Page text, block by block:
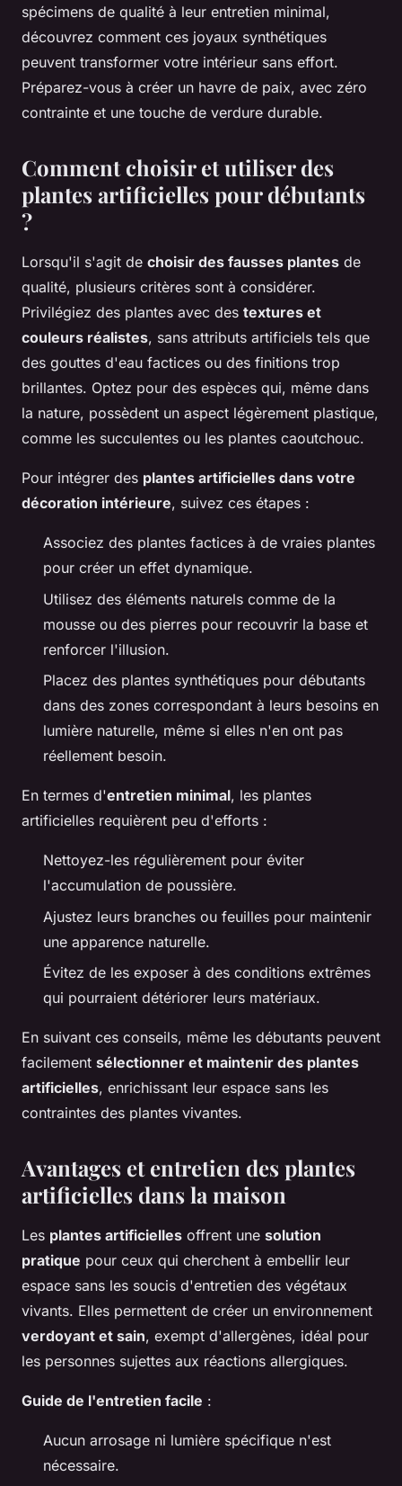
spécimens de qualité à leur entretien minimal,
découvrez comment ces joyaux synthétiques
peuvent transformer votre intérieur sans effort.
Préparez-vous à créer un havre de paix, avec zéro
contrainte et une touche de verdure durable.
Comment choisir et utiliser des
plantes artificielles pour débutants
?
Lorsqu'il s'agit de choisir des fausses plantes de
qualité, plusieurs critères sont à considérer.
Privilégiez des plantes avec des textures et
couleurs réalistes, sans attributs artificiels tels que
des gouttes d'eau factices ou des finitions trop
brillantes. Optez pour des espèces qui, même dans
la nature, possèdent un aspect légèrement plastique,
comme les succulentes ou les plantes caoutchouc.
Pour intégrer des plantes artificielles dans votre
décoration intérieure, suivez ces étapes :
Associez des plantes factices à de vraies plantes
pour créer un effet dynamique.
Utilisez des éléments naturels comme de la
mousse ou des pierres pour recouvrir la base et
renforcer l'illusion.
Placez des plantes synthétiques pour débutants
dans des zones correspondant à leurs besoins en
lumière naturelle, même si elles n'en ont pas
réellement besoin.
En termes d'entretien minimal, les plantes
artificielles requièrent peu d'efforts :
Nettoyez-les régulièrement pour éviter
l'accumulation de poussière.
Ajustez leurs branches ou feuilles pour maintenir
une apparence naturelle.
Évitez de les exposer à des conditions extrêmes
qui pourraient détériorer leurs matériaux.
En suivant ces conseils, même les débutants peuvent
facilement sélectionner et maintenir des plantes
artificielles, enrichissant leur espace sans les
contraintes des plantes vivantes.
Avantages et entretien des plantes
artificielles dans la maison
Les plantes artificielles offrent une solution
pratique pour ceux qui cherchent à embellir leur
espace sans les soucis d'entretien des végétaux
vivants. Elles permettent de créer un environnement
verdoyant et sain, exempt d'allergènes, idéal pour
les personnes sujettes aux réactions allergiques.
Guide de l'entretien facile :
Aucun arrosage ni lumière spécifique n'est
nécessaire.